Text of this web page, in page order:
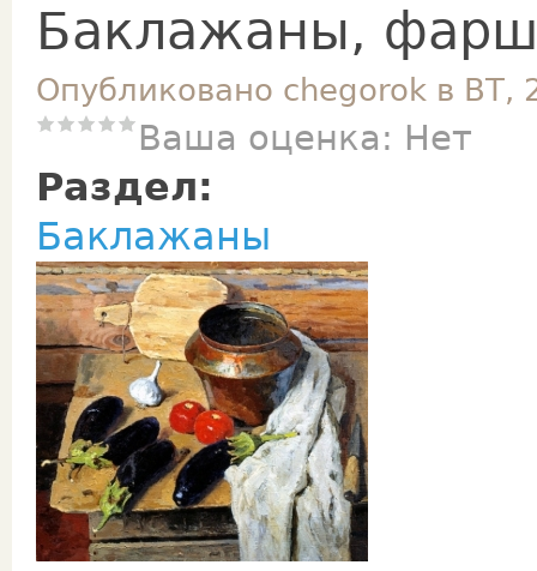
Баклажаны,
Опубликовано chegorok в ВТ,
Ваша оценка: Нет
Раздел:
Баклажаны